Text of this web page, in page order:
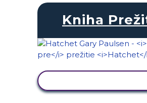
Kniha